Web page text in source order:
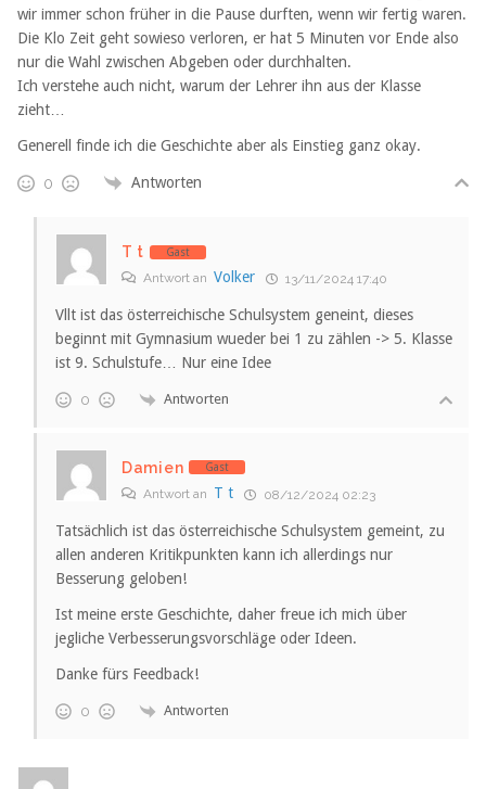
wir immer schon früher in die Pause durften, wenn wir fertig waren.
Die Klo Zeit geht sowieso verloren, er hat 5 Minuten vor Ende also
nur die Wahl zwischen Abgeben oder durchhalten.
Ich verstehe auch nicht, warum der Lehrer ihn aus der Klasse
zieht…
Generell finde ich die Geschichte aber als Einstieg ganz okay.
0 Antworten
T t Gast
Antwort an Volker 13/11/2024 17:40
Vllt ist das österreichische Schulsystem geneint, dieses
beginnt mit Gymnasium wueder bei 1 zu zählen -> 5. Klasse
ist 9. Schulstufe… Nur eine Idee
0 Antworten
Damien Gast
Antwort an T t 08/12/2024 02:23
Tatsächlich ist das österreichische Schulsystem gemeint, zu
allen anderen Kritikpunkten kann ich allerdings nur
Besserung geloben!
Ist meine erste Geschichte, daher freue ich mich über
jegliche Verbesserungsvorschläge oder Ideen.
Danke fürs Feedback!
0 Antworten